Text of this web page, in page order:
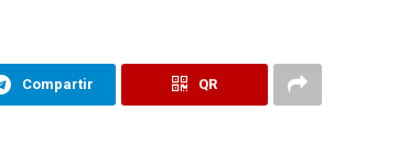
Compartir QR